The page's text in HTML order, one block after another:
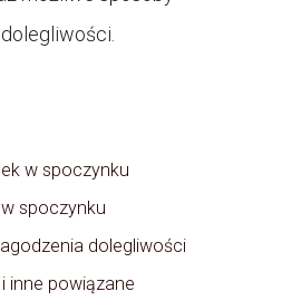
dolegliwości.
w spoczynku
spoczynku
dolegliwości
inne powiązane